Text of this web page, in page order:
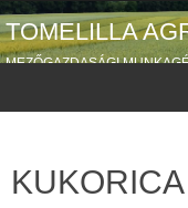
Megszakítás
TOMELILLA
MEZŐGAZDASÁGI